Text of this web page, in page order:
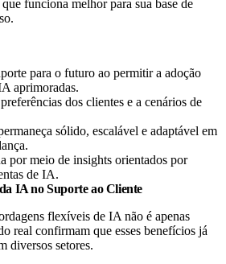
funciona melhor para sua base de
para o futuro ao permitir a adoção
aprimoradas.
dos clientes e a cenários de
sólido, escalável e adaptável em
por meio de insights orientados por
de IA.
IA no Suporte ao Cliente
flexíveis de IA não é apenas
real confirmam que esses benefícios já
diversos setores.